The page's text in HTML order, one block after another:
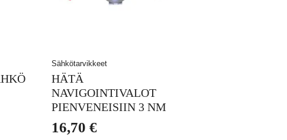
Sähkötarvikkeet
HÄTÄ
NAVIGOINTIVALOT
PIENVENEISIIN 3 NM
16,70€